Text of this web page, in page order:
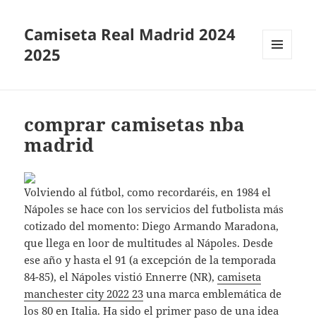
Camiseta Real Madrid 2024
2025
comprar camisetas nba
madrid
Volviendo al fútbol, como recordaréis, en 1984 el
Nápoles se hace con los servicios del futbolista más
cotizado del momento: Diego Armando Maradona,
que llega en loor de multitudes al Nápoles. Desde
ese año y hasta el 91 (a excepción de la temporada
84-85), el Nápoles vistió Ennerre (NR),camiseta
manchester city 2022 23 una marca emblemática de
los 80 en Italia. Ha sido el primer paso de una idea